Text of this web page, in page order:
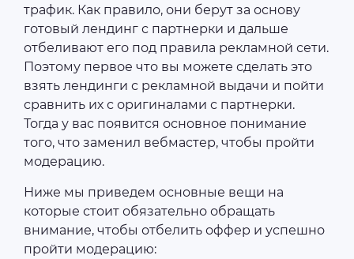
трафик. Как правило, они берут за основу
готовый лендинг с партнерки и дальше
отбеливают его под правила рекламной сети.
Поэтому первое что вы можете сделать это
взять лендинги с рекламной выдачи и пойти
сравнить их с оригиналами с партнерки.
Тогда у вас появится основное понимание
того, что заменил вебмастер, чтобы пройти
модерацию.
Ниже мы приведем основные вещи на
которые стоит обязательно обращать
внимание, чтобы отбелить оффер и успешно
пройти модерацию: